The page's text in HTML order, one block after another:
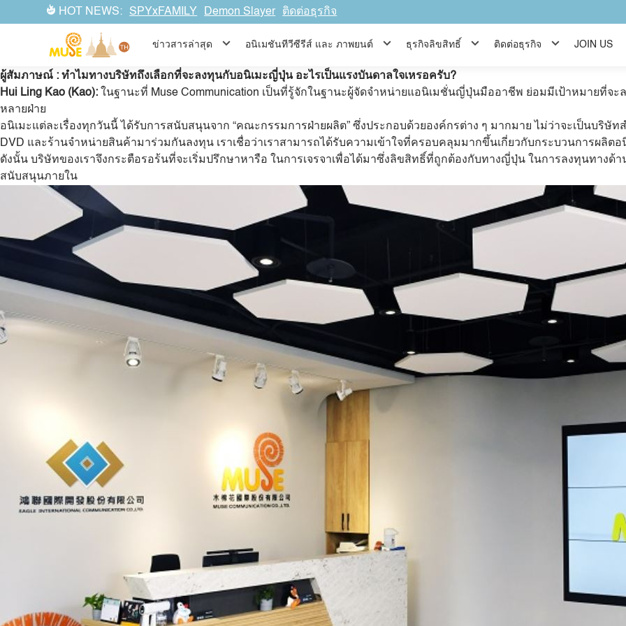
HOT NEWS: SPYxFAMILY Demon Slayer ติดต่อธุรกิจ
ข่าวสารล่าสุด อนิเมชันทีวีซีรีส์ และ ภาพยนต์ ธุรกิจลิขสิทธิ์ ติดต่อธุรกิจ JOIN US
ถอดรหัสการลงทุนในแอนิเมชันญี่ปุ่นของ Muse Communication Co., Ltd.เผยโฉมโลกลึกลับของคณะกรรมการฝ่ายผลิต,เที่ยวชม
Muse Communication Co., Ltd เป็นผู้จัดจำหน่ายแอนิเมชันญี่ปุ่นรายใหญ่ที่สุดในอาเซียน ได้ลงทุนกับอนิเมะนับตั้งแต่ความสำเร็จ
ทุนผลิตอนิเมะ 1-2 โปรเจกต์ทุก ๆ ปี มาคราวนี้เราได้เชิญ Ms. Hui Ling Kao ผู้ซึ่งชำนาญด้านธุรกิจ เป็นผู้รับผิดชอบในส่วนการลงทุ
อยากรู้ รวมถึงคำถามเกี่ยวกับการลงทุนด้านอนิเมะ ที่ไม่ค่อยเป็นที่คุ้นเคยกันสักเท่าไหร่ มาร่วมเดินทางกับพวกเราเพื่อไขความลับนี้
ผู้สัมภาษณ์ : ทำไมทางบริษัทถึงเลือกที่จะลงทุนกับอนิเมะญี่ปุ่น อะไรเป็นแรงบันดาลใจเหรอครับ?
Hui Ling Kao (Kao): ในฐานะที่ Muse Communication เป็นที่รู้จักในฐานะผู้จัดจำหน่ายแอนิเมชั่นญี่ปุ่นมืออาชีพ ย่อมมีเป้าหมายที่
หลายฝ่าย
อนิเมะแต่ละเรื่องทุกวันนี้ ได้รับการสนับสนุนจาก “คณะกรรมการฝ่ายผลิต” ซึ่งประกอบด้วยองค์กรต่าง ๆ มากมาย ไม่ว่าจะเป็นบริ
DVD และร้านจำหน่ายสินค้ามาร่วมกันลงทุน เราเชื่อว่าเราสามารถได้รับความเข้าใจที่ครอบคลุมมากขึ้นเกี่ยวกับกระบวนการผลิต
ดังนั้น บริษัทของเราจึงกระตือรอร้นที่จะเริ่มปรึกษาหารือ ในการเจรจาเพื่อได้มาซึ่งลิขสิทธิ์ที่ถูกต้องกับทางญี่ปุ่น ในการลงทุนทา
สนับสนุนภายใน